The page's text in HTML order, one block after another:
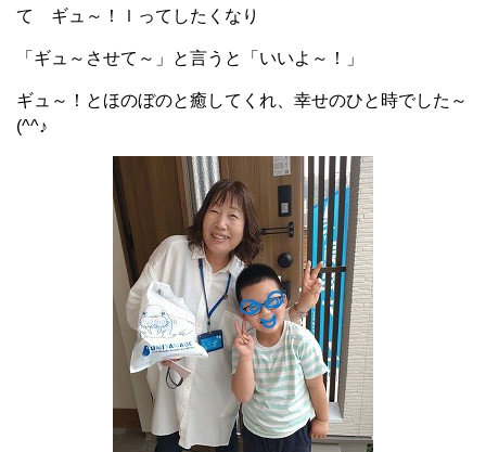
て ギュ～！ｌってしたくなり
「ギュ～させて～」と言うと「いいよ～！」
ギュ～！とほのぼのと癒してくれ、幸せのひと時でした～
(^^♪